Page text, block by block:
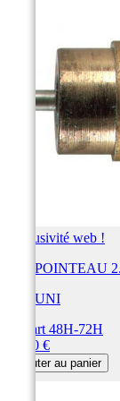
Exclusivité web !
KIT POINTEAU
MIKUNI
Départ 48H-72H
32,40 €
Ajouter au panier